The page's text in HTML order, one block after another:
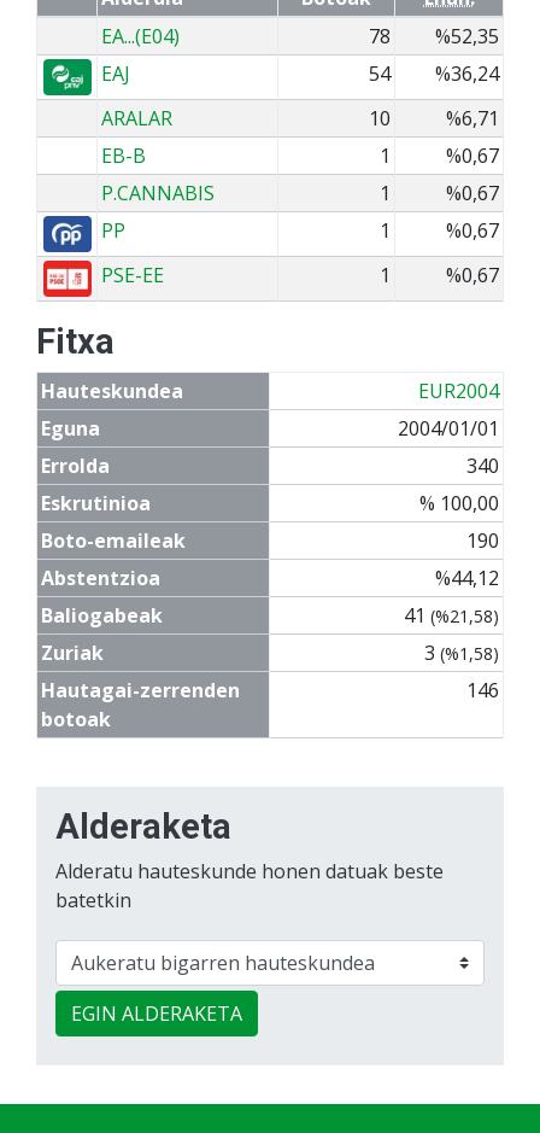
EA...(E04)
78
%52,35
EAJ
54
%36,24
ARALAR
10
%6,71
EB-B
1
%0,67
P.CANNABIS
1
%0,67
PP
1
%0,67
PSE-EE
1 %0,67
Fitxa
Hauteskundea
EUR2004
Eguna
2004/01/01
Errolda
340
Eskrutinioa
% 100,00
Boto-emaileak
190
Abstentzioa
%44,12
Baliogabeak
41 (%21,58)
Zuriak 3 (%1,58)
Hautagai-zerrenden
botoak
146
Alderaketa
Alderatu hauteskunde honen datuak beste
batetkin
EGIN ALDERAKETA